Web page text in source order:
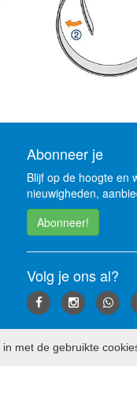
Abonneer je
Blijf op de hoogte en
nieuwigheden,
Abonneer!
Volg je ons al?
met de gebruikte